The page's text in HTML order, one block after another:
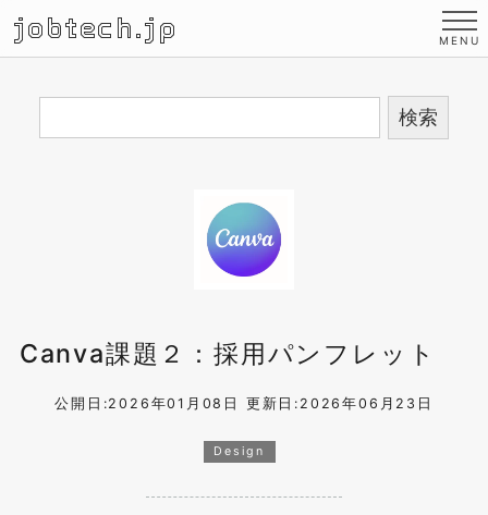
jobtech.jp
Canva課題２：採用パンフレット
公開日:2026年01月08日 更新日:2026年06月23日
Design